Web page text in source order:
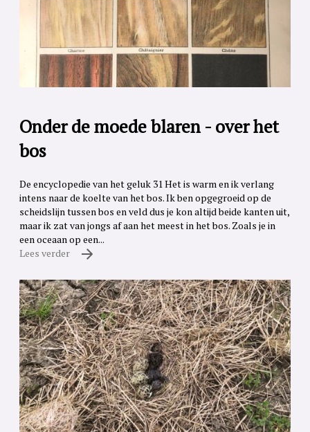
Onder de moede blaren - over het
bos
De encyclopedie van het geluk 31 Het is warm en ik verlang
intens naar de koelte van het bos. Ik ben opgegroeid op de
scheidslijn tussen bos en veld dus je kon altijd beide kanten uit,
maar ik zat van jongs af aan het meest in het bos. Zoals je in
een oceaan op een...
Lees verder